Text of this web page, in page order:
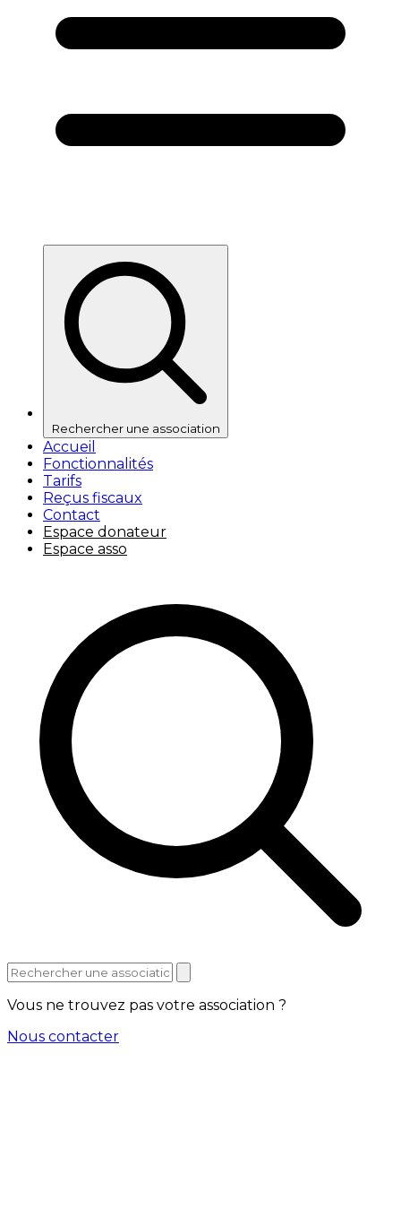
Rechercher une association
Accueil
Fonctionnalités
Tarifs
Reçus fiscaux
Contact
Espace donateur
Espace asso
Vous ne trouvez pas votre association ?
Nous contacter